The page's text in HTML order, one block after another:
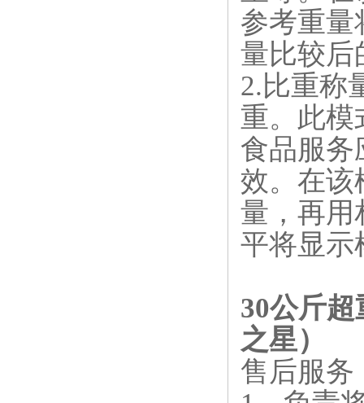
参考重量
量比较
2.比重称
重。此模
食品服务
效。在该
量，再用
平将显示
30公斤
之星）
售后服务